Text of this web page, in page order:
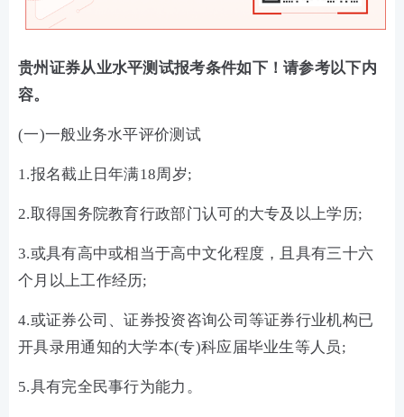
贵州证券从业水平测试报考条件如下！请参考以下内
容。
(一)一般业务水平评价测试
1.报名截止日年满18周岁;
2.取得国务院教育行政部门认可的大专及以上学历;
3.或具有高中或相当于高中文化程度，且具有三十六
个月以上工作经历;
4.或证券公司、证券投资咨询公司等证券行业机构已
开具录用通知的大学本(专)科应届毕业生等人员;
5.具有完全民事行为能力。